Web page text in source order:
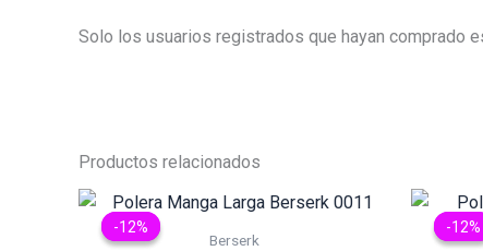
Solo los usuarios registrados que hayan comprado
Productos relacionados
-12%
-12%
Berserk
-12%
-12%